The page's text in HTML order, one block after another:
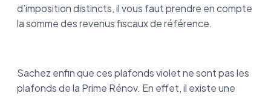
d’imposition distincts, il vous faut prendre en compte
la somme des revenus fiscaux de référence.
Sachez enfin que ces plafonds violet ne sont pas les
plafonds de la Prime Rénov. En effet, il existe une